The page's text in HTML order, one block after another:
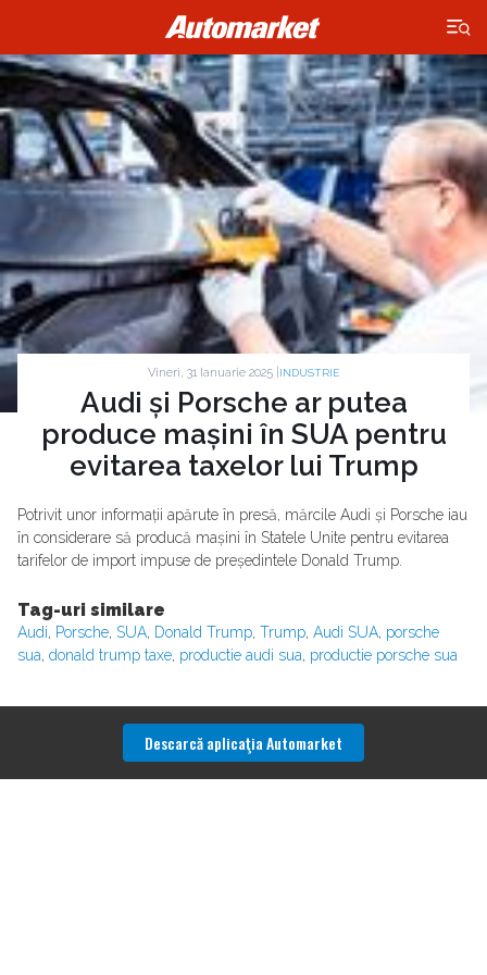
×
Vineri, 31 Ianuarie 2025 | INDUSTRIE
Audi și Porsche ar putea
produce mașini în SUA pentru
evitarea taxelor lui Trump
Potrivit unor informații apărute în presă, mărcile Audi și Porsche iau
în considerare să producă mașini în Statele Unite pentru evitarea
tarifelor de import impuse de președintele Donald Trump.
Tag-uri similare
Audi, Porsche, SUA, Donald Trump, Trump, Audi SUA, porsche
sua, donald trump taxe, productie audi sua, productie porsche sua
Descarcă aplicaţia Automarket